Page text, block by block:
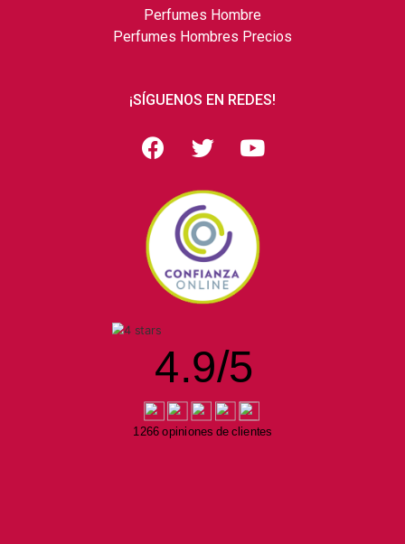
Perfumes Hombre
Perfumes Hombres Precios
¡SÍGUENOS EN REDES!
4.9/5
1266 opiniones de clientes